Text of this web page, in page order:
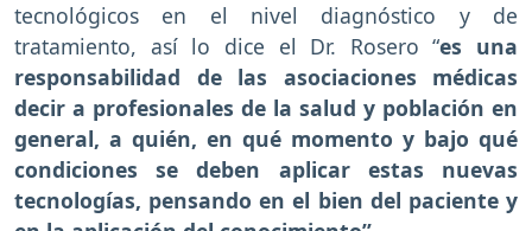
tecnológicos en el nivel diagnóstico y de
tratamiento, así lo dice el Dr. Rosero “es una
responsabilidad de las asociaciones médicas
decir a profesionales de la salud y población en
general, a quién, en qué momento y bajo qué
condiciones se deben aplicar estas nuevas
tecnologías, pensando en el bien del paciente y